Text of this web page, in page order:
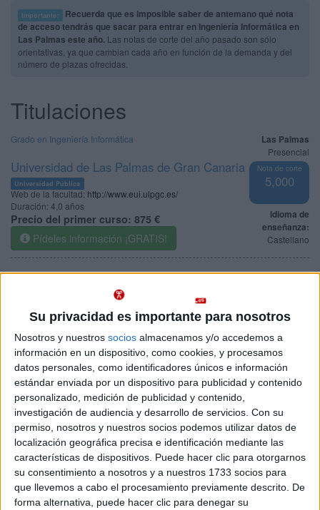
Su privacidad es importante para nosotros
Nosotros y nuestros socios almacenamos y/o accedemos a
información en un dispositivo, como cookies, y procesamos
datos personales, como identificadores únicos e información
estándar enviada por un dispositivo para publicidad y contenido
personalizado, medición de publicidad y contenido,
investigación de audiencia y desarrollo de servicios. Con su
permiso, nosotros y nuestros socios podemos utilizar datos de
localización geográfica precisa e identificación mediante las
características de dispositivos. Puede hacer clic para otorgarnos
su consentimiento a nosotros y a nuestros 1733 socios para
que llevemos a cabo el procesamiento previamente descrito. De
forma alternativa, puede hacer clic para denegar su
Importante:
Recuerda que es imposible saber de antemano qué nota
de acceso tendrás que sacar para entrar en Ingeniería Informática en
Las Palmas este año. Las notas de corte del año pasado son sólo
orientativas, ya que cambian cada año en función de la demanda y del
número de plazas ofrecidas.
Titulaciones
Las Palmas
Presencial
Nota de corte
5,000
Idioma de
enseñanza:
Castellano
Grado en Ingeniería Informática
Universidad de Las Palmas de Gran Canaria
Universidad Pública
Web de la facultad: http://www.eui.ulpgc.es/
Duración: 4,0 años
Precio del primer curso: 875 €
Pídeles información ¡GRATIS!
Notas de corte Ingeniería
Informática por provincias
Oferta en toda España
Ingeniería Informática A Coruña
Ingeniería Informática Albacete
Ingeniería Informática Alicante
Ingeniería Informática Almería
Ingeniería Informática Asturias